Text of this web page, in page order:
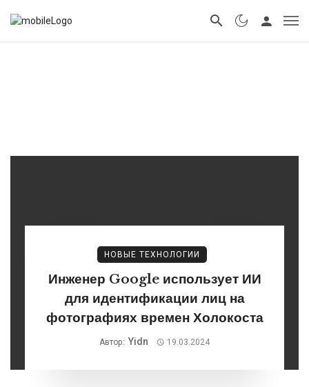
НОВЫЕ ТЕХНОЛОГИИ
Инженер Google использует ИИ
для идентификации лиц на
фотографиях времен Холокоста
Автор: Yidn 19.03.2024